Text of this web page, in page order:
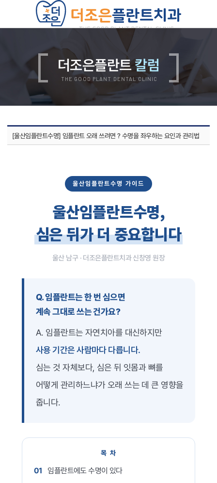
치과소개
진료비안내
둘러보기
오시는길
더조은플란트의 특별함
양심 진료
디지털 진료
자연치아 보존 원칙
철저한 사후관리
위생적인 멸균, 소독
쾌적한 진료환경
임플란트
상악동 임플란트
보험 임플란트
치아교정
부정교합 자가진단
돌출입 교정
개방교합 교정
과개교합 교정
부분 교정
장치별 교정치료
신경치료
충치치료
잇몸치료
사랑니발치
구강검진
턱관절 질환
진단과 치료
치료 후에는?
전후사진
커뮤니티
온라인상담
치과소개
더조은플란트칼럼
THE GOOD PLANT DENTAL CLINIC
[울산임플란트수명] 임플란트 오래 쓰려면 ? 수명을 좌우하는 요인과 관리법
울산임플란트수명 가이드
울산임플란트수명,
심은 뒤가 더 중요합니다
울산 남구 · 더조은플란트치과 신창영 원장
Q. 임플란트는 한 번 심으면
계속 그대로 쓰는 건가요?
A. 임플란트는 자연치아를 대신하지만
사용 기간은 사람마다 다릅니다.
심는 것 자체보다, 심은 뒤 잇몸과 뼈를
어떻게 관리하느냐가 오래 쓰는 데 큰 영향을
줍니다.
목 차
01 임플란트에도 수명이 있다